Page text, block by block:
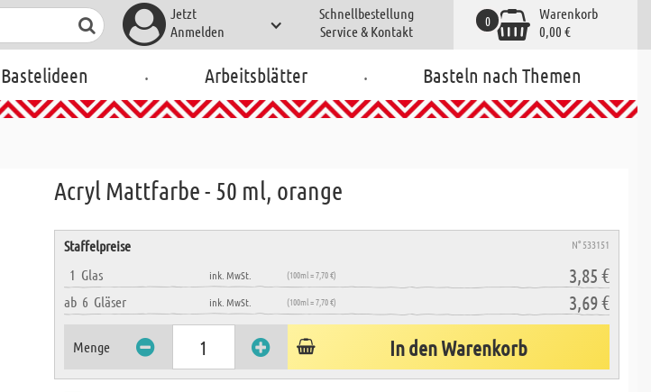
Jetzt
Anmelden
Schnellbestellung
Service & Kontakt
Warenkorb
0,00 €
0
Bastelideen . Arbeitsblätter . Basteln nach Themen
Acryl Mattfarbe - 50 ml, orange
Staffelpreise N° 533151
1 Glas ink. MwSt. (100ml = 7,70 €) 3,85 €
ab 6 Gläser ink. MwSt. (100ml = 7,70 €) 3,69 €
Menge In den Warenkorb